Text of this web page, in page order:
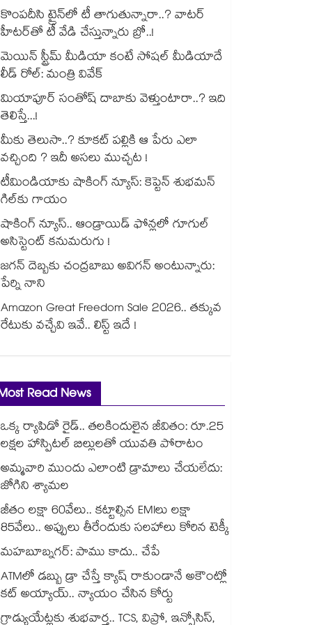
కొంపదీసి ట్రైన్⁬లో టీ తాగుతున్నారా..? వాటర్
హీటర్⁭⁭తో టీ వేడి చేస్తున్నారు బ్రో..!
మెయిన్ స్ట్రీమ్ మీడియా కంటే సోషల్ మీడియాదే
లీడ్ రోల్: మంత్రి వివేక్
మియాపూర్ సంతోష్ దాబాకు వెళ్తుంటారా..? ఇది
తెలిస్తే...!
మీకు తెలుసా..? కూకట్ పల్లికి ఆ పేరు ఎలా
వచ్చింది ? ఇదీ అసలు ముచ్చట !
టీమిండియాకు షాకింగ్ న్యూస్: కెప్టెన్ శుభమన్
గిల్‎కు గాయం
షాకింగ్ న్యూస్.. ఆండ్రాయిడ్ ఫోన్లలో గూగుల్
అసిస్టెంట్ కనుమరుగు !
జగన్ దెబ్బకు చంద్రబాబు అవిగన్ అంటున్నారు:
పేర్ని నాని
Amazon Great Freedom Sale 2026.. తక్కువ
రేటుకు వచ్చేవి ఇవే.. లిస్ట్ ఇదే !
Read News
ఒక్క ర్యాపిడో రైడ్.. తలకిందులైన జీవితం: రూ.25
లక్షల హాస్పిటల్ బిల్లులతో యువతి పోరాటం
అమ్మవారి ముందు ఎలాంటి డ్రామాలు చేయలేదు:
జోగిని శ్యామల
జీతం లక్షా 60వేలు.. కట్టాల్సిన EMIలు లక్షా
85వేలు.. అప్పులు తీరేందుకు సలహాలు కోరిన టెక్కీ
మహబూబ్నగర్: పాము కాదు.. చేపే
ATMలో డబ్బు డ్రా చేస్తే క్యాష్ రాకుండానే అకౌంట్లో
కట్ అయ్యాయ్.. న్యాయం చేసిన కోర్టు
గ్రాడ్యుయేట్లకు శుభవార్త.. TCS, విప్రో, ఇన్ఫోసిస్,